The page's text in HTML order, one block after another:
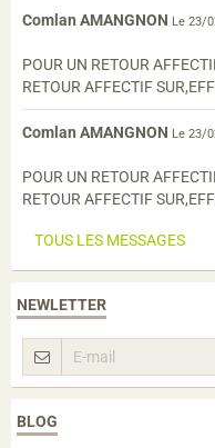
Comlan AMANGNON Le 23/
POUR UN RETOUR
RETOUR AFFECTIF
Comlan AMANGNON Le 23/
POUR UN RETOUR
RETOUR AFFECTIF
TOUS LES MESSAGES
NEWLETTER
BLOG